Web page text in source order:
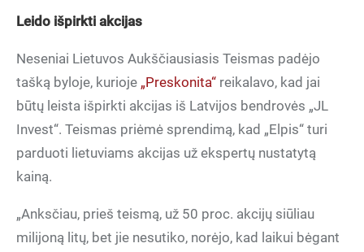
Leido išpirkti akcijas
Neseniai Lietuvos Aukščiausiasis Teismas padėjo
tašką byloje, kurioje „Preskonita“ reikalavo, kad jai
būtų leista išpirkti akcijas iš Latvijos bendrovės „JL
Invest“. Teismas priėmė sprendimą, kad „Elpis“ turi
parduoti lietuviams akcijas už ekspertų nustatytą
kainą.
„Anksčiau, prieš teismą, už 50 proc. akcijų siūliau
milijoną litų, bet jie nesutiko, norėjo, kad laikui bėgant